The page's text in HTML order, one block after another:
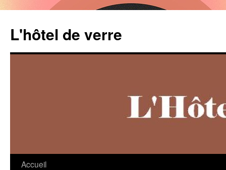
contenu
L'hôtel de verre
Accueil